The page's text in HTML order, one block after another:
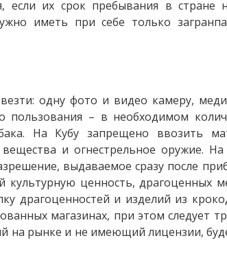
если их срок пребывания в стране
иметь при себе только
одну фото и видео камеру,
– в необходимом
На Кубу запрещено ввозить
вещества и огнестрельное оружие.
выдаваемое сразу после
ценность, драгоценных
драгоценностей и изделий из
магазинах, при этом следует
на рынке и не имеющий лицензии,